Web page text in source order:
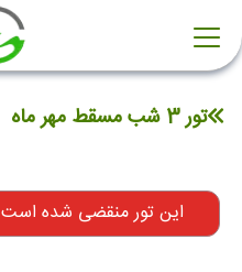
تور 3 شب مسقط مهر ماه
این تور منقضی شده است